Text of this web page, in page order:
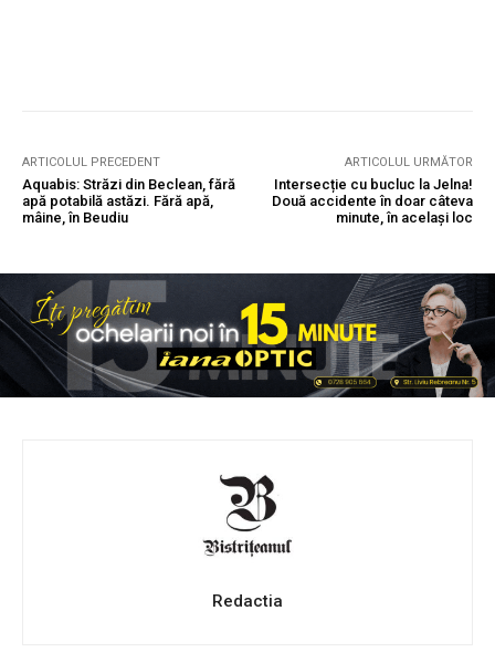
ARTICOLUL PRECEDENT
Aquabis: Străzi din Beclean, fără
apă potabilă astăzi. Fără apă,
mâine, în Beudiu
ARTICOLUL URMĂTOR
Intersecție cu bucluc la Jelna!
Două accidente în doar câteva
minute, în același loc
Redactia